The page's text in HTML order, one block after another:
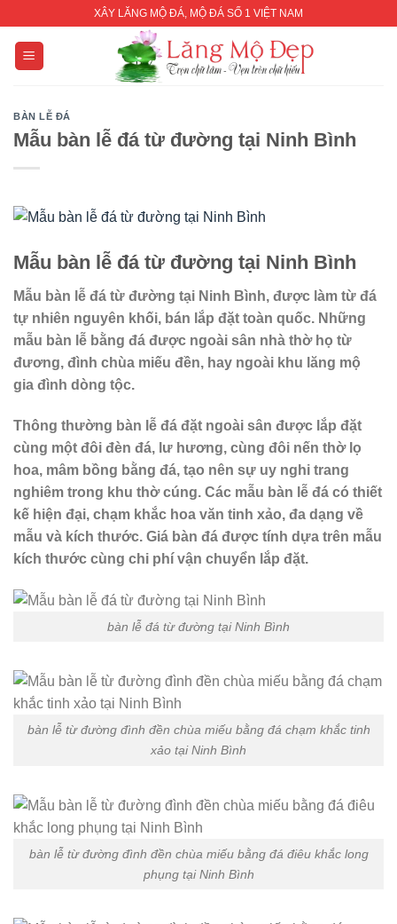
content
XÂY LĂNG MỘ ĐÁ, MỘ ĐÁ SỐ 1 VIỆT NAM
BÀN LỄ ĐÁ
Mẫu bàn lễ đá từ đường tại Ninh Bình
Mẫu bàn lễ đá từ đường tại Ninh Bình
Mẫu bàn lễ đá từ đường tại Ninh Bình, được làm từ đá
tự nhiên nguyên khối, bán lắp đặt toàn quốc. Những
mẫu bàn lễ bằng đá được ngoài sân nhà thờ họ từ
đương, đình chùa miếu đền, hay ngoài khu lăng mộ
gia đình dòng tộc.
Thông thường bàn lễ đá đặt ngoài sân được lắp đặt
cùng một đôi đèn đá, lư hương, cùng đôi nến thờ lọ
hoa, mâm bồng bằng đá, tạo nên sự uy nghi trang
nghiêm trong khu thờ cúng. Các mẫu bàn lễ đá có thiết
kế hiện đại, chạm khắc hoa văn tinh xảo, đa dạng về
mẫu và kích thước. Giá bàn đá được tính dựa trên mẫu
kích thước cùng chi phí vận chuyển lắp đặt.
bàn lễ đá từ đường tại Ninh Bình
bàn lễ từ đường đình đền chùa miếu bằng đá chạm khắc tinh
xảo tại Ninh Bình
bàn lễ từ đường đình đền chùa miếu bằng đá điêu khắc long
phụng tại Ninh Bình